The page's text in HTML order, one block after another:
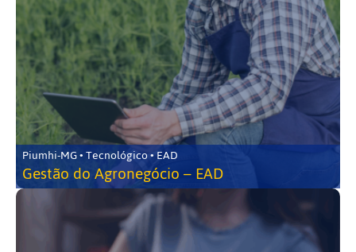
Piumhi-MG • Tecnológico • EAD
Gestão do Agronegócio – EAD